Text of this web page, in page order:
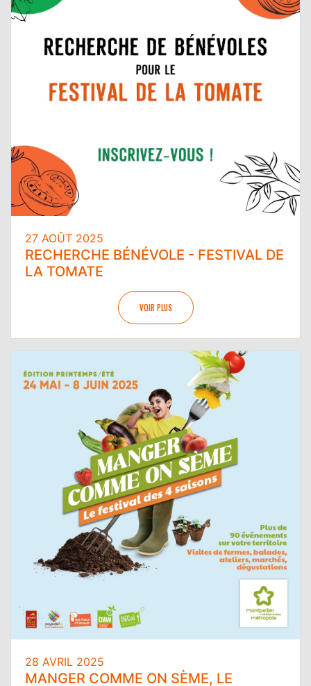
27 AOÛT 2025
RECHERCHE BÉNÉVOLE - FESTIVAL DE
LA TOMATE
VOIR PLUS
28 AVRIL 2025
MANGER COMME ON SÈME, LE